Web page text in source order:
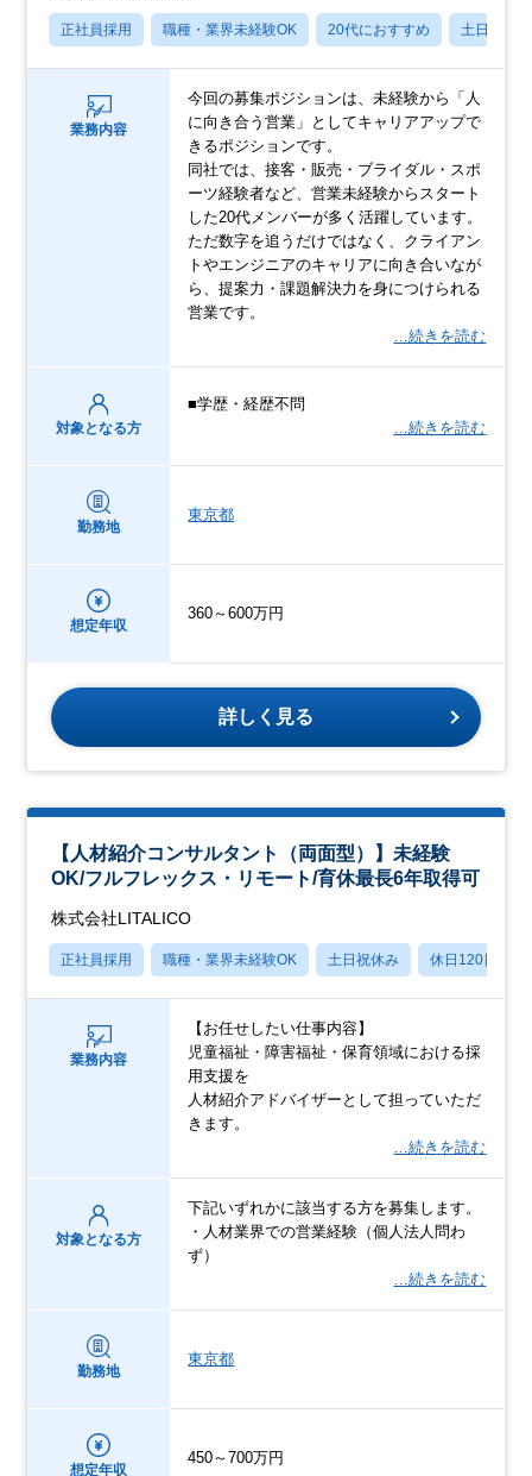
正社員採用 職種・業界未経験OK 20代におすすめ 土日祝休み
業務内容
今回の募集ポジションは、未経験から「人
に向き合う営業」としてキャリアアップで
きるポジションです。
同社では、接客・販売・ブライダル・スポ
ーツ経験者など、営業未経験からスタート
した20代メンバーが多く活躍しています。
ただ数字を追うだけではなく、クライアン
トやエンジニアのキャリアに向き合いなが
ら、提案力・課題解決力を身につけられる
営業です。
…続きを読む
対象となる方
■学歴・経歴不問
…続きを読む
勤務地
東京都
想定年収
360～600万円
詳しく見る
【人材紹介コンサルタント（両面型）】未経験
OK/フルフレックス・リモート/育休最長6年取得可
株式会社LITALICO
正社員採用 職種・業界未経験OK 土日祝休み 休日120日以上
業務内容
【お任せしたい仕事内容】
児童福祉・障害福祉・保育領域における採
用支援を
人材紹介アドバイザーとして担っていただ
きます。
…続きを読む
対象となる方
下記いずれかに該当する方を募集します。
・人材業界での営業経験（個人法人問わ
ず）
…続きを読む
勤務地
東京都
想定年収
450～700万円